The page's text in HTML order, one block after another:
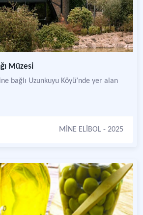
Müzesi
bağlı Uzunkuyu Köyü’nde yer alan
MİNE ELİBOL - 2025